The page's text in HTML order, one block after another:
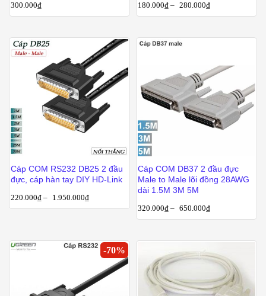
300.000₫ 180.000₫ – 280.000₫
Cáp COM RS232 DB25 2 đầu
đực, cáp hàn tay DIY HD-Link
220.000₫ – 1.950.000₫
Cáp COM DB37 2 đầu đực
Male to Male lõi đồng 28AWG
dài 1.5M 3M 5M
320.000₫ – 650.000₫
-70%